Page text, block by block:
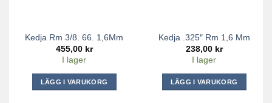
Kedja Rm 3/8. 66. 1,6Mm
455,00 kr
I lager
LÄGG I VARUKORG
Kedja .325″ Rm 1,6 Mm
238,00 kr
I lager
LÄGG I VARUKORG